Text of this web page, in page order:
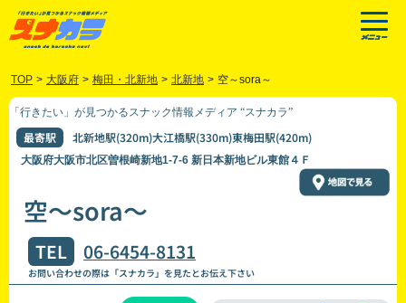
TOP > 大阪府 > 梅田・北新地 > 北新地 > 空～sora～
「行きたい」が見つかるスナック情報メディア “スナカラ”
最寄駅 北新地駅(320m)大江橋駅(330m)東梅田駅(420m)
大阪府大阪市北区曽根崎新地1-7-6 新日本新地ビル東館４Ｆ
空～sora～
TEL 06-6454-8131
お問い合わせの際は「スナカラ」を見たとお伝え下さい